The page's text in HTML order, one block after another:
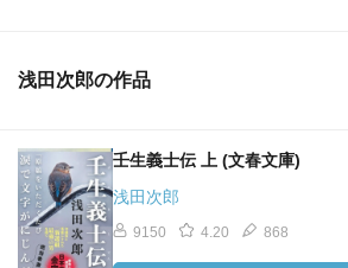
浅田次郎の作品
壬生義士伝 上 (文春文庫)
浅田次郎
9150 4.20 868